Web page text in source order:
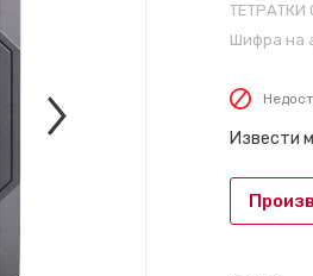
Шифра на
Извести